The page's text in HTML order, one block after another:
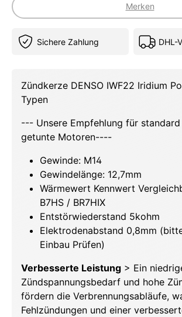
Merken
Sichere Zahlung DHL-
Zündkerze DENSO IWF22 Iridium
Typen
--- Unsere Empfehlung für
getunte Motoren----
Gewinde: M14
Gewindelänge: 12,7mm
Wärmewert Kennwert
B7HS / BR7HIX
Entstörwiederstand 5kohm
Elektrodenabstand 0,8mm
Einbau Prüfen)
Verbesserte Leistung > Ein
Zündspannungsbedarf und hohe
fördern die Verbrennungsabläufe,
Fehlzündungen und einer